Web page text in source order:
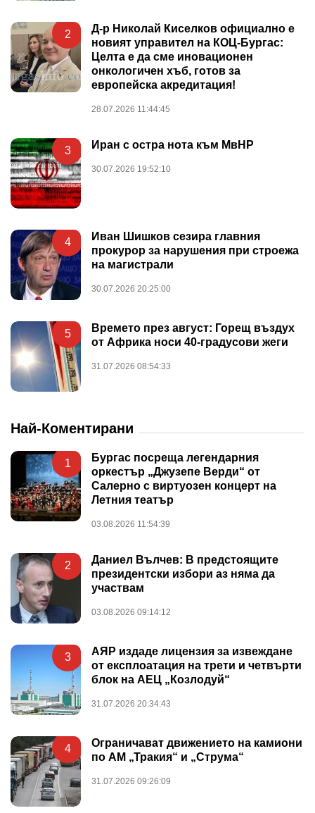
2
Д-р Николай Киселков официално е
новият управител на КОЦ-Бургас:
Целта е да сме иновационен
онкологичен хъб, готов за
европейска акредитация!
28.07.2026 11:44:45
3 Иран с остра нота към МвНР
30.07.2026 19:52:10
4
Иван Шишков сезира главния
прокурор за нарушения при строежа
на магистрали
30.07.2026 20:25:00
5
Времето през август: Горещ въздух
от Африка носи 40-градусови жеги
31.07.2026 08:54:33
Най-Коментирани
1
Бургас посреща легендарния
оркестър „Джузепе Верди“ от
Салерно с виртуозен концерт на
Летния театър
03.08.2026 11:54:39
2
Даниел Вълчев: В предстоящите
президентски избори аз няма да
участвам
03.08.2026 09:14:12
3
АЯР издаде лицензия за извеждане
от експлоатация на трети и четвърти
блок на АЕЦ „Козлодуй“
31.07.2026 20:34:43
4
Ограничават движението на камиони
по АМ „Тракия“ и „Струма“
31.07.2026 09:26:09